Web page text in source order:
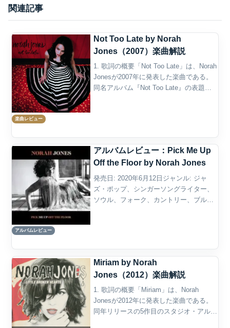
関連記事
楽曲レビュー
Not Too Late by Norah
Jones（2007）楽曲解説
1. 歌詞の概要「Not Too Late」は、Norah
Jonesが2007年に発表した楽曲である。
同名アルバム『Not Too Late』の表題曲
アルバムレビュー
アルバムレビュー：Pick Me Up
Off the Floor by Norah Jones
発売日: 2020年6月12日ジャンル: ジャ
ズ・ポップ、シンガーソングライター、
ソウル、フォーク、カントリー、ブルー
Miriam by Norah
Jones（2012）楽曲解説
1. 歌詞の概要「Miriam」は、Norah
Jonesが2012年に発表した楽曲である。
同年リリースの5作目のスタジオ・アルバ